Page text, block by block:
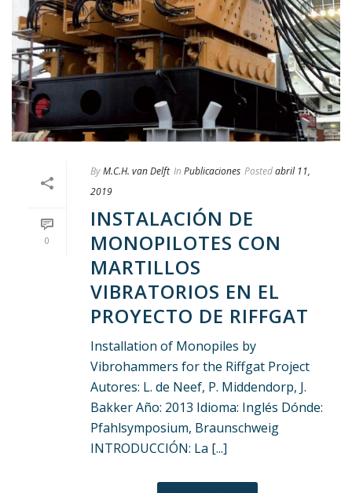
0
ByM.C.H. van Delft In Publicaciones Postedabril 11,
2019
INSTALACIÓN DE
MONOPILOTES CON
MARTILLOS
VIBRATORIOS EN EL
PROYECTO DE RIFFGAT
Installation of Monopiles by
Vibrohammers for the Riffgat Project
Autores: L. de Neef, P. Middendorp, J.
Bakker Año: 2013 Idioma: Inglés Dónde:
Pfahlsymposium, Braunschweig
INTRODUCCIÓN: La [...]